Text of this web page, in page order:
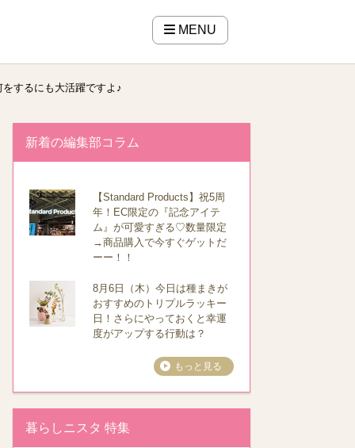
MENU
するにも大活躍ですよ♪
新着の編集部コラム
【Standard Products】祝5周
年！EC限定の『記念アイテ
ム』が可愛すぎる♡数量限定
→商品購入で今すぐゲットだ
ーー！！
8月6日（木）今日は種まきが
おすすめのトリプルラッキー
日！さらにやっておくと幸運
度がアップする行動は？
もっと見る
暮らしニスタ 特集